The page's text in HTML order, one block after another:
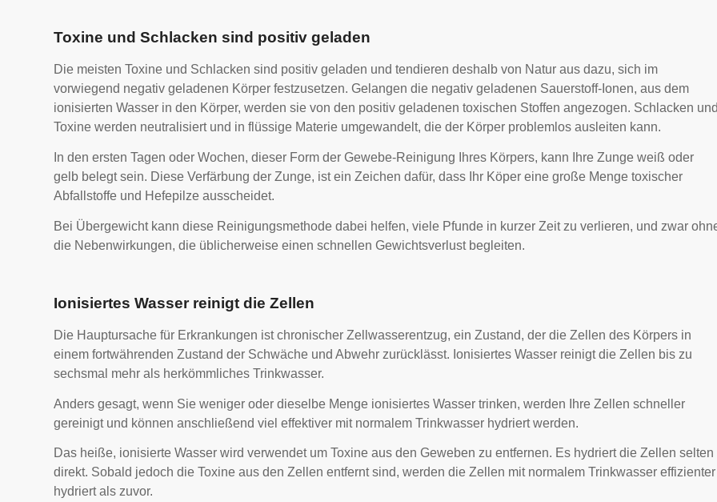
Toxine und Schlacken sind positiv geladen
Die meisten Toxine und Schlacken sind positiv geladen und tendieren deshalb von Natur aus dazu, sich im
vorwiegend negativ geladenen Körper festzusetzen. Gelangen die negativ geladenen Sauerstoff-Ionen, aus dem
ionisierten Wasser in den Körper, werden sie von den positiv geladenen toxischen Stoffen angezogen. Schlacken
Toxine werden neutralisiert und in flüssige Materie umgewandelt, die der Körper problemlos ausleiten kann.
In den ersten Tagen oder Wochen, dieser Form der Gewebe-Reinigung Ihres Körpers, kann Ihre Zunge weiß oder
gelb belegt sein. Diese Verfärbung der Zunge, ist ein Zeichen dafür, dass Ihr Köper eine große Menge toxischer
Abfallstoffe und Hefepilze ausscheidet.
Bei Übergewicht kann diese Reinigungsmethode dabei helfen, viele Pfunde in kurzer Zeit zu verlieren, und zwar
die Nebenwirkungen, die üblicherweise einen schnellen Gewichtsverlust begleiten.
Ionisiertes Wasser reinigt die Zellen
Die Hauptursache für Erkrankungen ist chronischer Zellwasserentzug, ein Zustand, der die Zellen des Körpers in
einem fortwährenden Zustand der Schwäche und Abwehr zurücklässt. Ionisiertes Wasser reinigt die Zellen bis zu
sechsmal mehr als herkömmliches Trinkwasser.
Anders gesagt, wenn Sie weniger oder dieselbe Menge ionisiertes Wasser trinken, werden Ihre Zellen schneller
gereinigt und können anschließend viel effektiver mit normalem Trinkwasser hydriert werden.
Das heiße, ionisierte Wasser wird verwendet um Toxine aus den Geweben zu entfernen. Es hydriert die Zellen selten
direkt. Sobald jedoch die Toxine aus den Zellen entfernt sind, werden die Zellen mit normalem Trinkwasser effizienter
hydriert als zuvor.